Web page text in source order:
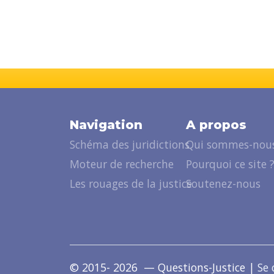
Navigation
Schéma des juridictions
Moteur de recherche
Les rouages de la justice
A propos
Qui sommes-
Pourquoi ce site ?
Soutenez-nous
© 2015- 2026 — Questions-Justice | Se